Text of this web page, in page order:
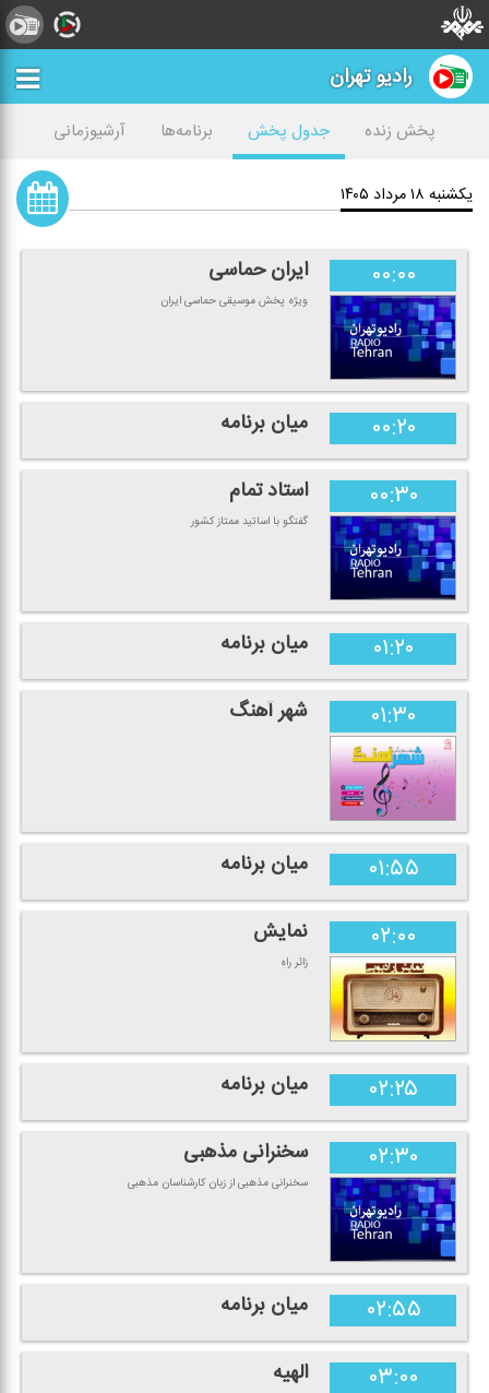
رادیو تهران
پخش زنده جدول پخش برنامه‌ها آرشیوزمانی
یکشنبه ۱۸ مرداد ۱۴۰۵
۰۰:۰۰ ایران حماسی
ویژه پخش موسیقی حماسی ایران
۰۰:۲۰ میان برنامه
۰۰:۳۰ استاد تمام
گفتگو با اساتید ممتاز كشور
۰۱:۲۰ میان برنامه
۰۱:۳۰ شهر آهنگ
۰۱:۵۵ میان برنامه
۰۲:۰۰ نمایش
زائر راه
۰۲:۲۵ میان برنامه
۰۲:۳۰ سخنرانی مذهبی
سخنرانی مذهبی از زبان كارشناسان مذهبی
۰۲:۵۵ میان برنامه
۰۳:۰۰ الهیه